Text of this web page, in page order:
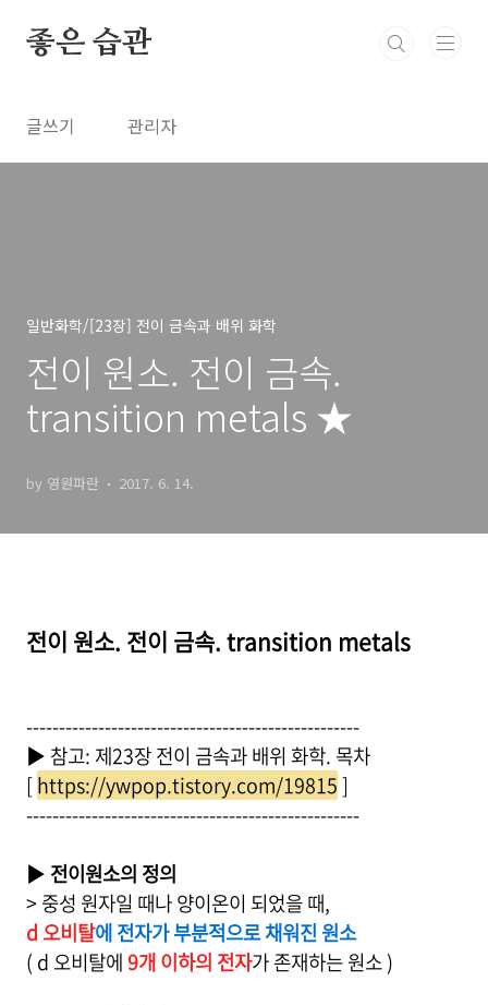
좋은 습관
글쓰기 관리자
일반화학/[23장] 전이 금속과 배위 화학
전이 원소. 전이 금속.
transition metals ★
by 영원파란 2017. 6. 14.
전이 원소. 전이 금속. transition metals
---------------------------------------------------
▶ 참고: 제23장 전이 금속과 배위 화학. 목차
[https://ywpop.tistory.com/19815]
---------------------------------------------------
▶ 전이원소의 정의
> 중성 원자일 때나 양이온이 되었을 때,
d 오비탈에 전자가 부분적으로 채워진 원소
( d 오비탈에9개 이하의 전자가 존재하는 원소 )